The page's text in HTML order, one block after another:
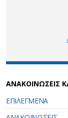
ΑΝΑΚΟΙΝΩΣΕΙΣ
ΕΠΙΛΕΓΜΕΝΑ